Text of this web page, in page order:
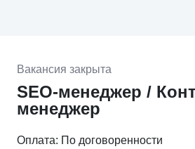
SEO-менеджер /
менеджер
Вакансия закрыта
Оплата: По договоренности